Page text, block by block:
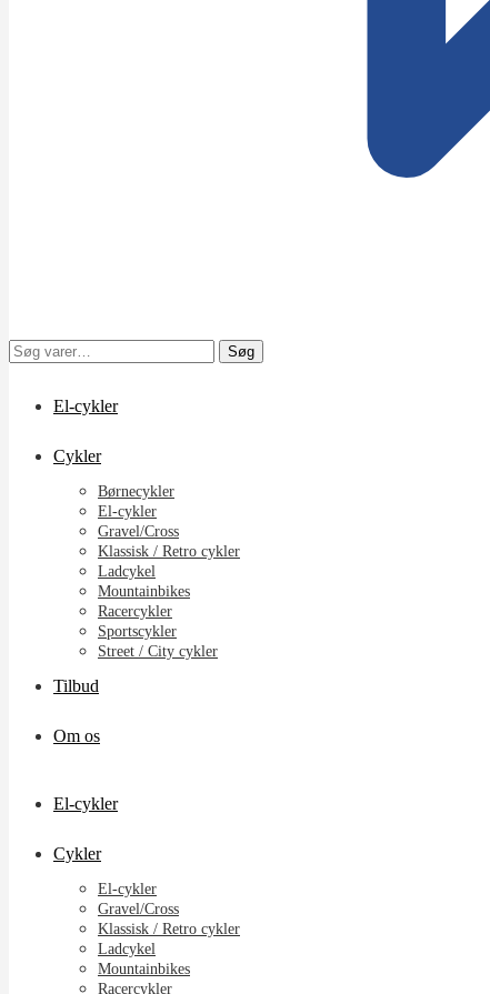
Søg
efter:
Søg
El-cykler
Cykler
Børnecykler
El-cykler
Gravel/Cross
Klassisk / Retro cykler
Ladcykel
Mountainbikes
Racercykler
Sportscykler
Street / City cykler
Tilbud
Om os
El-cykler
Cykler
El-cykler
Gravel/Cross
Klassisk / Retro cykler
Ladcykel
Mountainbikes
Racercykler